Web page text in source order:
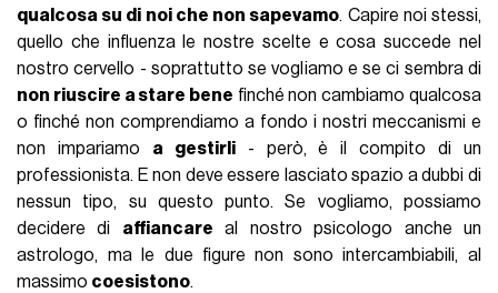
qualcosa su di noi che non sapevamo. Capire noi stessi,
quello che influenza le nostre scelte e cosa succede nel
nostro cervello - soprattutto se vogliamo e se ci sembra di
non riuscire a stare bene finché non cambiamo qualcosa
o finché non comprendiamo a fondo i nostri meccanismi e
non impariamo a gestirli- però, è il compito di un
professionista. E non deve essere lasciato spazio a dubbi di
nessun tipo, su questo punto. Se vogliamo, possiamo
decidere di affiancare al nostro psicologo anche un
astrologo, ma le due figure non sono intercambiabili, al
massimo coesistono.